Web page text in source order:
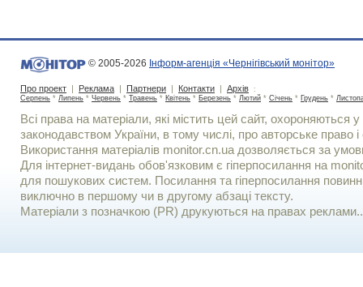
© 2005-2026 Інформ-агенція «Чернігівський монітор»
Про проект | Реклама | Партнери | Контакти | Архів :
Серпень * Липень * Червень * Травень * Квітень * Березень * Лютий * Січень * Грудень *
Всі права на матеріали, які містить цей сайт, охороняються у
законодавством України, в тому числі, про авторське право і
Використання матерiалiв monitor.cn.ua дозволяється за
Для iнтернет-видань обов'язковим є гiперпосилання на
для пошукових систем. Посилання та гіперпосилання
виключно в першому чи в другому абзаці тексту.
Матеріали з позначкою (PR) друкуються на правах реклами..